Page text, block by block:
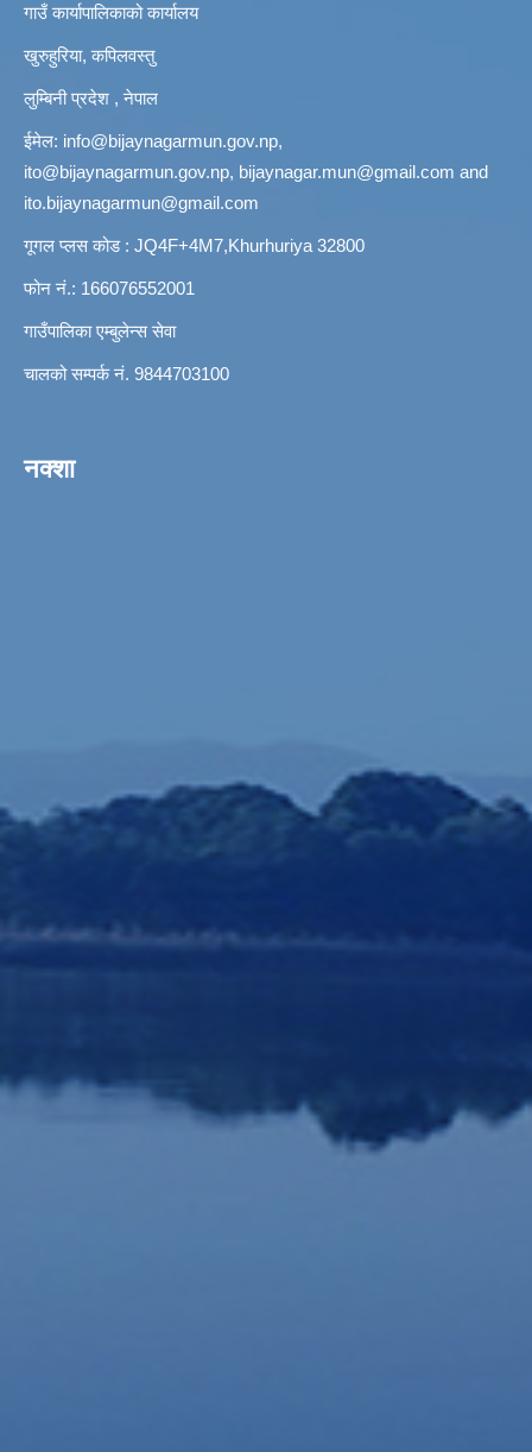
गाउँ कार्यापालिकाको कार्यालय
खुरुहुरिया, कपिलवस्तु
लुम्बिनी प्रदेश , नेपाल
ईमेल: info@bijaynagarmun.gov.np,
ito@bijaynagarmun.gov.np, bijaynagar.mun@gmail.com and
ito.bijaynagarmun@gmail.com
गूगल प्लस कोड : JQ4F+4M7,Khurhuriya 32800
फोन नं.: 166076552001
गाउँपालिका एम्बुलेन्स सेवा
चालको सम्पर्क नं. 9844703100
नक्शा